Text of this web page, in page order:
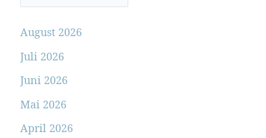
August 2026
Juli 2026
Juni 2026
Mai 2026
April 2026